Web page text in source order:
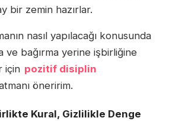
bir zemin hazırlar.
nasıl yapılacağı konusunda
ve bağırma yerine işbirliğine
için pozitif disiplin
öneririm.
Kural, Gizlilikle Denge